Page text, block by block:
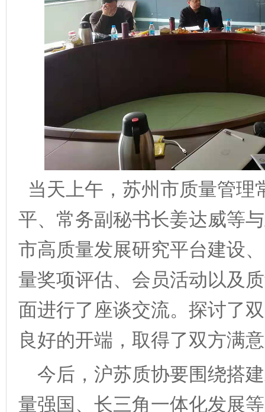
当天上午，苏州市质量管理
平、常务副秘书长姜达威等
市高质量发展研究平台建设
量奖项评估、会员活动以及
面进行了座谈交流。探讨了
良好的开端，取得了双方满
今后，沪苏质协要围绕搭
量强国、长三角一体化发展